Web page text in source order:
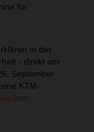
für
in der
- direkt am
September
KTM-